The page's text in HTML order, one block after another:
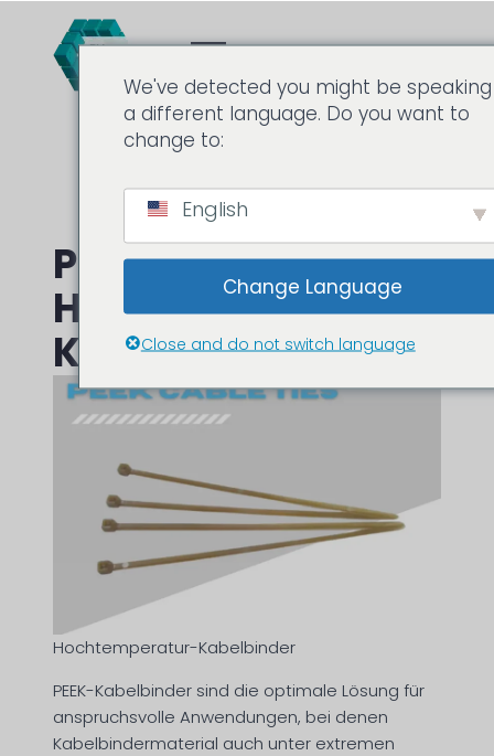
PEEK-Kabelbinder:
Hochtemperatur-
Kabelbinderlösungen
Hochtemperatur-Kabelbinder
PEEK-Kabelbinder sind die optimale Lösung für
anspruchsvolle Anwendungen, bei denen
Kabelbindermaterial auch unter extremen
We've detected you might be speaking
a different language. Do you want to
change to:
English
Change Language
Close and do not switch language